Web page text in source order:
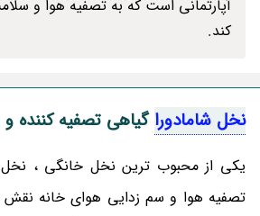
آپارتمانی است که به تصفیه هوا و
کند.
نخل شامادورا گیاهی تصفیه کننده
یکی از محبوب ترین نخل خانگی ، نخل
تصفیه هوا و سم زدایی هوای خانه نقش